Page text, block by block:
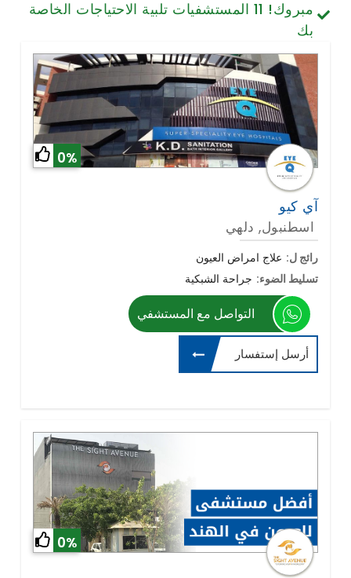
تصميم الأسنان والابتسامة
العمود الفقري وآلام الظهر
أمراض الرئة
الجراحة العامة
مبروك! 11 المستشفيات تلبية الاحتياجات الخاصة
بك
0%
آي كيو
اسطنبول, دلهي
رائج ل: علاج امراض العيون
تسليط الضوء: جراحة الشبكية
التواصل مع المستشفي
أرسل إستفسار
0%